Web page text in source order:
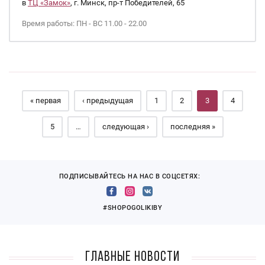
в ТЦ «Замок», г. Минск, пр-т Победителей, 65
Время работы: ПН - ВС 11.00 - 22.00
Страницы
« первая ‹ предыдущая 1 2 3 4
5 … следующая › последняя »
ПОДПИСЫВАЙТЕСЬ НА НАС В СОЦСЕТЯХ:
#SHOPOGOLIKIBY
Главные новости